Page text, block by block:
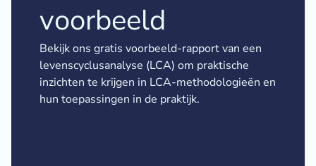
voorbeeld
Bekijk ons gratis voorbeeld-rapport van een
levenscyclusanalyse (LCA) om praktische
inzichten te krijgen in LCA-methodologieën en
hun toepassingen in de praktijk.